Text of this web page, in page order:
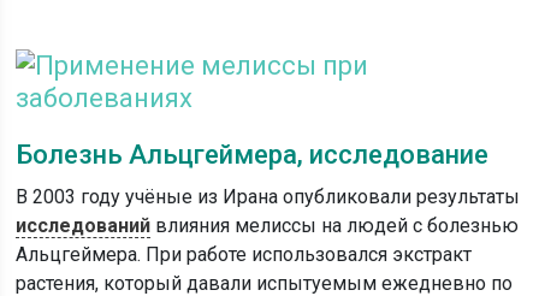
Болезнь Альцгеймера, исследование
В 2003 году учёные из Ирана опубликовали результаты
исследований влияния мелиссы на людей с болезнью
Альцгеймера. При работе использовался экстракт
растения, который давали испытуемым ежедневно по